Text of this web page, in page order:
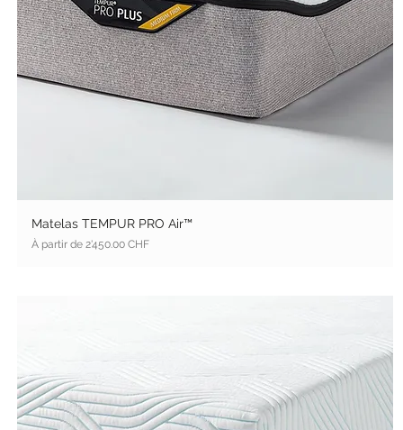
Matelas TEMPUR PRO Air™
À partir de2'450.00 CHF
Prix promotionnel